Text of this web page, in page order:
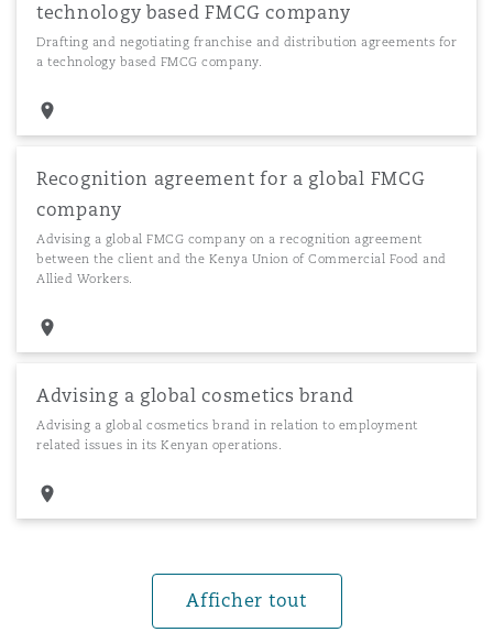
technology based FMCG company
Drafting and negotiating franchise and distribution agreements for
a technology based FMCG company.
Recognition agreement for a global FMCG
company
Advising a global FMCG company on a recognition agreement
between the client and the Kenya Union of Commercial Food and
Allied Workers.
Advising a global cosmetics brand
Advising a global cosmetics brand in relation to employment
related issues in its Kenyan operations.
Afficher tout